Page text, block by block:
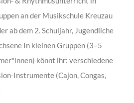
an der Musikschule Kreuzau
ab dem 2. Schuljahr, Jugendliche
In kleinen Gruppen (3–5
könnt ihr: verschiedene
Instrumente (Cajon, Congas,